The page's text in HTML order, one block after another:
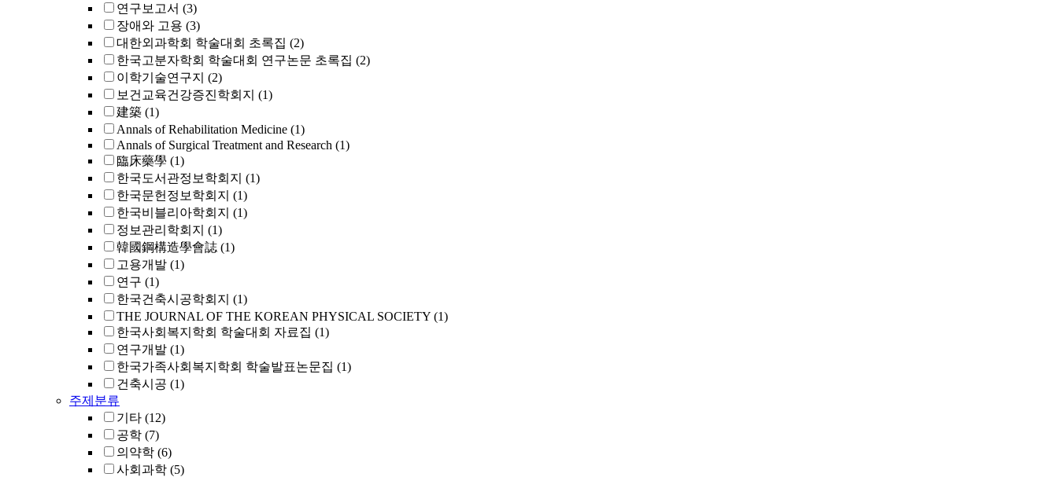
연구보고서 (3)
장애와 고용 (3)
대한외과학회 학술대회 초록집 (2)
한국고분자학회 학술대회 연구논문 초록집 (2)
이학기술연구지 (2)
보건교육건강증진학회지 (1)
建築 (1)
Annals of Rehabilitation Medicine (1)
Annals of Surgical Treatment and Research (1)
臨床藥學 (1)
한국도서관정보학회지 (1)
한국문헌정보학회지 (1)
한국비블리아학회지 (1)
정보관리학회지 (1)
韓國鋼構造學會誌 (1)
고용개발 (1)
연구 (1)
한국건축시공학회지 (1)
THE JOURNAL OF THE KOREAN PHYSICAL SOCIETY (1)
한국사회복지학회 학술대회 자료집 (1)
연구개발 (1)
한국가족사회복지학회 학술발표논문집 (1)
건축시공 (1)
주제분류
기타 (12)
공학 (7)
의약학 (6)
사회과학 (5)